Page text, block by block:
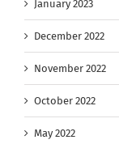
January 2023
December 2022
November 2022
October 2022
May 2022